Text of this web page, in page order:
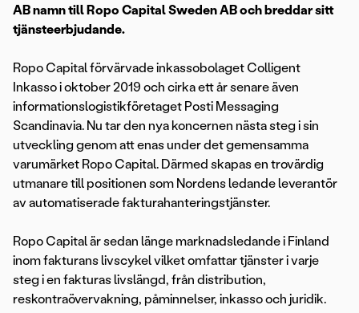
AB namn till Ropo Capital Sweden AB och breddar sitt
tjänsteerbjudande.
Ropo Capital förvärvade inkassobolaget Colligent
Inkasso i oktober 2019 och cirka ett år senare även
informationslogistikföretaget Posti Messaging
Scandinavia. Nu tar den nya koncernen nästa steg i sin
utveckling genom att enas under det gemensamma
varumärket Ropo Capital. Därmed skapas en trovärdig
utmanare till positionen som Nordens ledande leverantör
av automatiserade fakturahanteringstjänster.
Ropo Capital är sedan länge marknadsledande i Finland
inom fakturans livscykel vilket omfattar tjänster i varje
steg i en fakturas livslängd, från distribution,
reskontraövervakning, påminnelser, inkasso och juridik.